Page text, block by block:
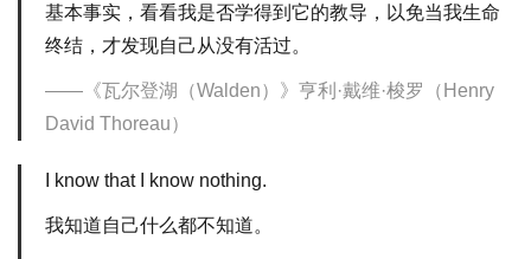
基本事实，看看我是否学得到它的教导，以免当我生命
终结，才发现自己从没有活过。
《瓦尔登湖（Walden）》亨利·戴维·梭罗（Henry
David Thoreau）
I know that I know nothing.
我知道自己什么都不知道。